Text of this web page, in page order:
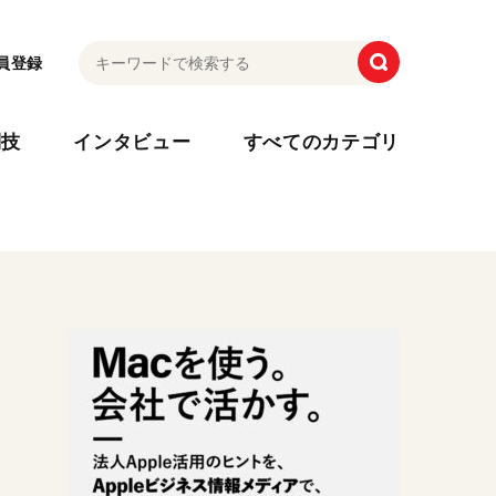
登録
インタビュー すべてのカテゴリ